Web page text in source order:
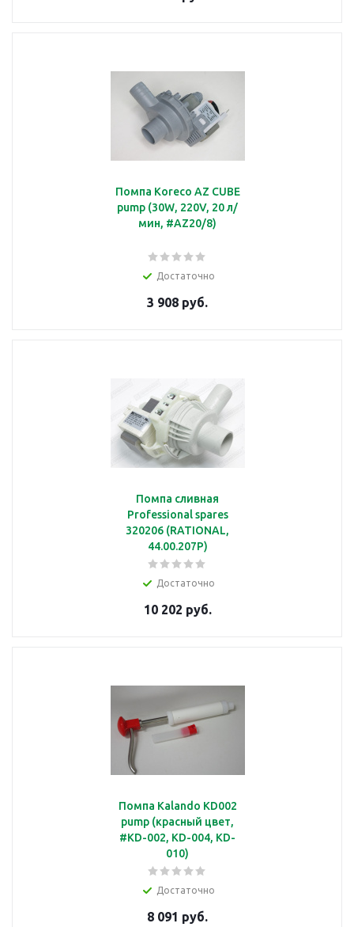
Помпа Koreco AZ CUBE
pump (30W, 220V, 20 л/
мин, #AZ20/8)
Достаточно
3 908 руб.
Помпа сливная
Professional spares
320206 (RATIONAL,
44.00.207P)
Достаточно
10 202 руб.
Помпа Kalando KD002
pump (красный цвет,
#KD-002, KD-004, KD-
010)
Достаточно
8 091 руб.